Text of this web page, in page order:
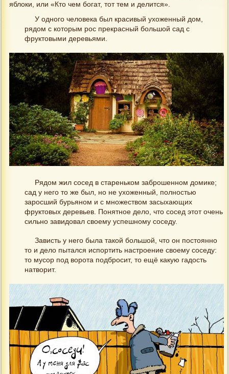
яблоки, или «Кто чем богат, тот тем и делится».
У одного человека был красивый ухоженный дом,
рядом с которым рос прекрасный большой сад с
фруктовыми деревьями.
Рядом жил сосед в стареньком заброшенном домике;
сад у него то же был, но не ухоженный, полностью
заросший бурьяном и с множеством засыхающих
фруктовых деревьев. Понятное дело, что сосед этот очень
сильно завидовал своему успешному соседу.
Зависть у него была такой большой, что он постоянно
то и дело пытался испортить настроение своему соседу:
то мусор под ворота подбросит, то ещё какую гадость
натворит.